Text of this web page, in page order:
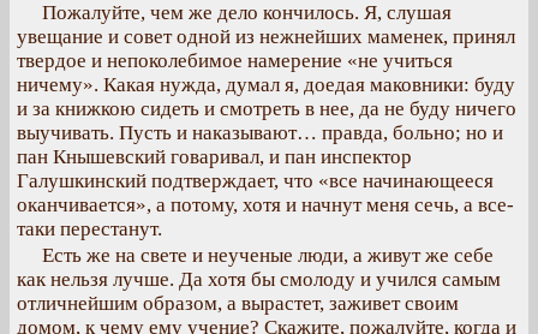
Пожалуйте, чем же дело кончилось. Я, слушая
увещание и совет одной из нежнейших маменек, принял
твердое и непоколебимое намерение «не учиться
ничему». Какая нужда, думал я, доедая маковники: буду
и за книжкою сидеть и смотреть в нее, да не буду ничего
выучивать. Пусть и наказывают… правда, больно; но и
пан Кнышевский говаривал, и пан инспектор
Галушкинский подтверждает, что «все начинающееся
оканчивается», а потому, хотя и начнут меня сечь, а все-
таки перестанут.
Есть же на свете и неученые люди, а живут же себе
как нельзя лучше. Да хотя бы смолоду и учился самым
отличнейшим образом, а вырастет, заживет своим
домом, к чему ему учение? Скажите, пожалуйте, когда и